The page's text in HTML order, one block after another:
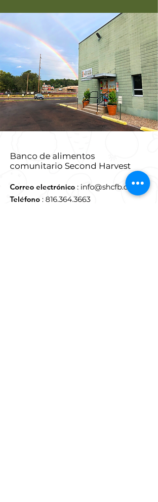
Banco de alimentos
comunitario Second Harvest
Correo electrónico : info@shcfb.org
Teléfono : 816.364.3663